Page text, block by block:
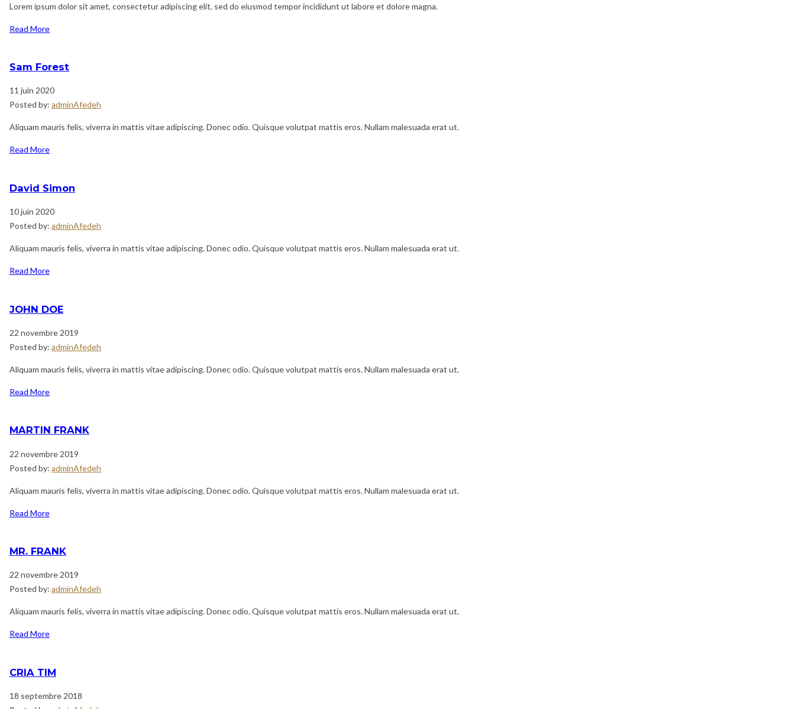
Lorem ipsum dolor sit amet, consectetur adipiscing elit, sed do eiusmod tempor incididunt ut labore et dolore magna.
Read More
Sam Forest
11 juin 2020
Posted by: adminAfedeh
Aliquam mauris felis, viverra in mattis vitae adipiscing. Donec odio. Quisque volutpat mattis eros. Nullam malesuada erat ut.
Read More
David Simon
10 juin 2020
Posted by: adminAfedeh
Aliquam mauris felis, viverra in mattis vitae adipiscing. Donec odio. Quisque volutpat mattis eros. Nullam malesuada erat ut.
Read More
JOHN DOE
22 novembre 2019
Posted by: adminAfedeh
Aliquam mauris felis, viverra in mattis vitae adipiscing. Donec odio. Quisque volutpat mattis eros. Nullam malesuada erat ut.
Read More
MARTIN FRANK
22 novembre 2019
Posted by: adminAfedeh
Aliquam mauris felis, viverra in mattis vitae adipiscing. Donec odio. Quisque volutpat mattis eros. Nullam malesuada erat ut.
Read More
MR. FRANK
22 novembre 2019
Posted by: adminAfedeh
Aliquam mauris felis, viverra in mattis vitae adipiscing. Donec odio. Quisque volutpat mattis eros. Nullam malesuada erat ut.
Read More
CRIA TIM
18 septembre 2018